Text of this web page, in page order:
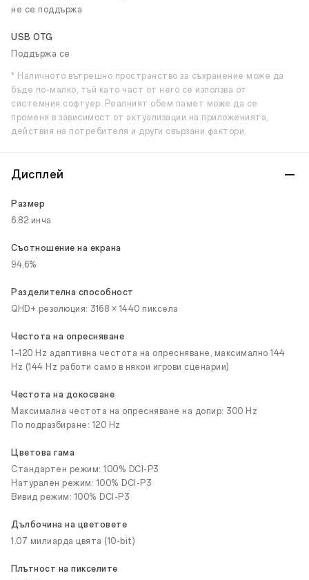
не се поддържа
USB OTG
Поддържа се
* Наличното вътрешно пространство за съхранение може да
бъде по-малко, тъй като част от него се използва от
системния софтуер. Реалният обем памет може да се
променя в зависимост от актуализации на приложенията,
действия на потребителя и други свързани фактори.
Дисплей
Размер
6.82 инча
Съотношение на екрана
94,6%
Разделителна способност
QHD+ резолюция: 3168 × 1440 пиксела
Честота на опресняване
1–120 Hz адаптивна честота на опресняване, максимално 144
Hz (144 Hz работи само в някои игрови сценарии)
Честота на докосване
Максимална честота на опресняване на допир: 300 Hz
По подразбиране: 120 Hz
Цветова гама
Стандартен режим: 100% DCI-P3
Натурален режим: 100% DCI-P3
Вивид режим: 100% DCI-P3
Дълбочина на цветовете
1.07 милиарда цвята (10-bit)
Плътност на пикселите